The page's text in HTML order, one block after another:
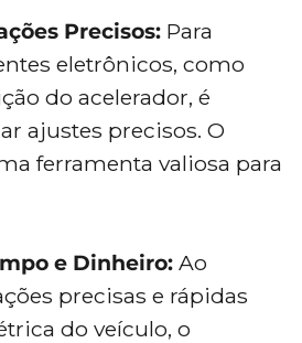
Precisos: Para
eletrônicos, como
do acelerador, é
ajustes precisos. O
ferramenta valiosa para
e Dinheiro: Ao
precisas e rápidas
do veículo, o